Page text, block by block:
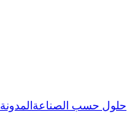
حلول حسب الصناعة المدونة